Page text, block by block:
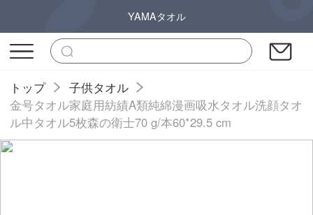
YAMAタオル
トップ
子供タオル
金号タオル家庭用紡績A類純綿漫画吸水タオル洗顔タオ
ル中タオル5枚森の衛士70 g/本60*29.5 cm